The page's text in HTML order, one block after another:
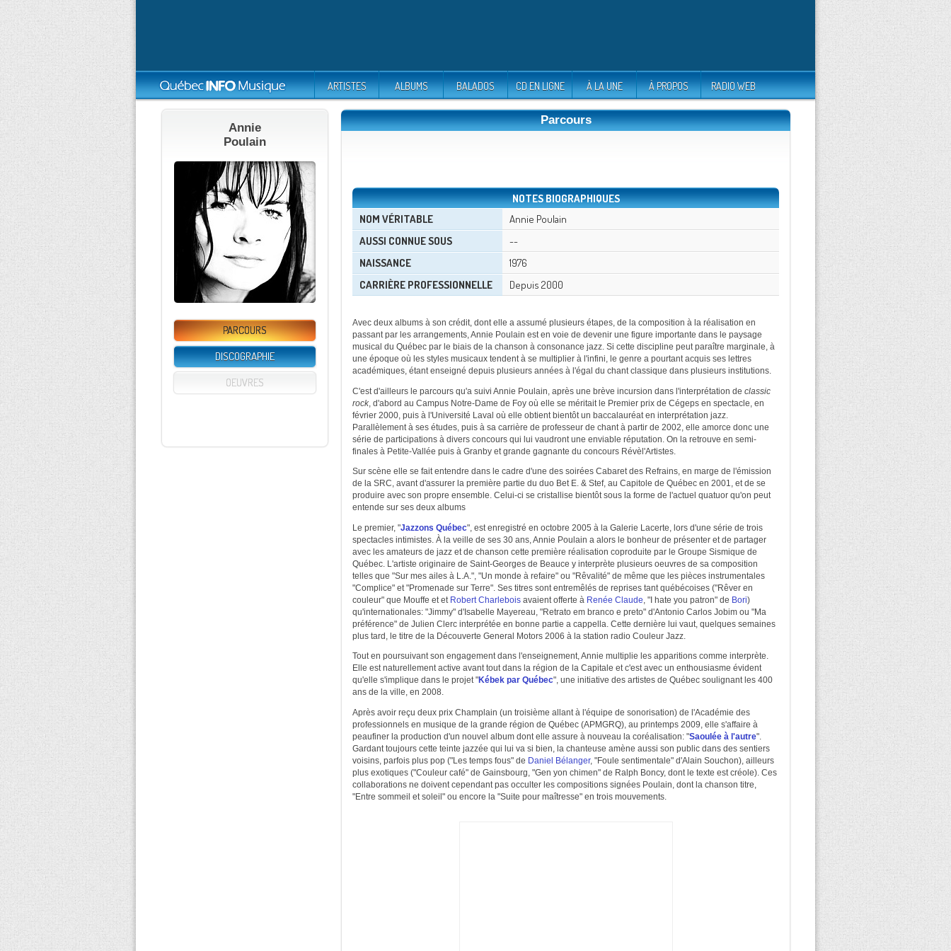
ARTISTES ALBUMS BALADOS CD EN LIGNE À LA UNE À PROPOS RADIO WEB
Annie
Poulain
PARCOURS
DISCOGRAPHIE
OEUVRES
Parcours
NOTES BIOGRAPHIQUES
NOM VÉRITABLE
Annie Poulain
AUSSI CONNUE SOUS
--
NAISSANCE
1976
CARRIÈRE PROFESSIONNELLE
Depuis 2000
Avec deux albums à son crédit, dont elle a assumé plusieurs étapes, de la composition à la réalisation en
passant par les arrangements, Annie Poulain est en voie de devenir une figure importante dans le paysage
musical du Québec par le biais de la chanson à consonance jazz. Si cette discipline peut paraître marginale, à
une époque où les styles musicaux tendent à se multiplier à l'infini, le genre a pourtant acquis ses lettres
académiques, étant enseigné depuis plusieurs années à l'égal du chant classique dans plusieurs institutions.
C'est d'ailleurs le parcours qu'a suivi Annie Poulain, après une brève incursion dans l'interprétation de classic
rock , d'abord au Campus Notre-Dame de Foy où elle se méritait le Premier prix de Cégeps en spectacle, en
février 2000, puis à l'Université Laval où elle obtient bientôt un baccalauréat en interprétation jazz.
Parallèlement à ses études, puis à sa carrière de professeur de chant à partir de 2002, elle amorce donc une
série de participations à divers concours qui lui vaudront une enviable réputation. On la retrouve en semi-
finales à Petite-Vallée puis à Granby et grande gagnante du concours Révèl'Artistes.
Sur scène elle se fait entendre dans le cadre d'une des soirées Cabaret des Refrains, en marge de l'émission
de la SRC, avant d'assurer la première partie du duo Bet E. & Stef, au Capitole de Québec en 2001, et de se
produire avec son propre ensemble. Celui-ci se cristallise bientôt sous la forme de l'actuel quatuor qu'on peut
entende sur ses deux albums
Le premier, "Jazzons Québec", est enregistré en octobre 2005 à la Galerie Lacerte, lors d'une série de trois
spectacles intimistes. À la veille de ses 30 ans, Annie Poulain a alors le bonheur de présenter et de partager
avec les amateurs de jazz et de chanson cette première réalisation coproduite par le Groupe Sismique de
Québec. L'artiste originaire de Saint-Georges de Beauce y interprète plusieurs oeuvres de sa composition
telles que "Sur mes ailes à L.A.", "Un monde à refaire" ou "Rêvalité" de même que les pièces instrumentales
"Complice" et "Promenade sur Terre". Ses titres sont entremêlés de reprises tant québécoises ("Rêver en
couleur" que Mouffe et et Robert Charlebois avaient offerte à Renée Claude , "I hate you patron" de Bori)
qu'internationales: "Jimmy" d'Isabelle Mayereau, "Retrato em branco e preto" d'Antonio Carlos Jobim ou "Ma
préférence" de Julien Clerc interprétée en bonne partie a cappella. Cette dernière lui vaut, quelques semaines
plus tard, le titre de la Découverte General Motors 2006 à la station radio Couleur Jazz.
Tout en poursuivant son engagement dans l'enseignement, Annie multiplie les apparitions comme interprète.
Elle est naturellement active avant tout dans la région de la Capitale et c'est avec un enthousiasme évident
qu'elle s'implique dans le projet "Kébek par Québec", une initiative des artistes de Québec soulignant les 400
ans de la ville, en 2008.
Après avoir reçu deux prix Champlain (un troisième allant à l'équipe de sonorisation) de l'Académie des
professionnels en musique de la grande région de Québec (APMGRQ), au printemps 2009, elle s'affaire à
peaufiner la production d'un nouvel album dont elle assure à nouveau la coréalisation: "Saoulée à l'autre".
Gardant toujours cette teinte jazzée qui lui va si bien, la chanteuse amène aussi son public dans des sentiers
voisins, parfois plus pop ("Les temps fous" de Daniel Bélanger, "Foule sentimentale" d'Alain Souchon), ailleurs
plus exotiques ("Couleur café" de Gainsbourg, "Gen yon chimen" de Ralph Boncy, dont le texte est créole). Ces
collaborations ne doivent cependant pas occulter les compositions signées Poulain, dont la chanson titre,
"Entre sommeil et soleil" ou encore la "Suite pour maîtresse" en trois mouvements.